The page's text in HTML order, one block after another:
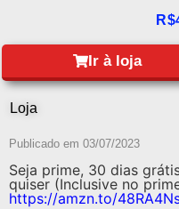
R$
Ir à loja
Loja
Publicado em 03/07/2023
Seja prime, 30 dias
quiser (Inclusive no
https://amzn.to/